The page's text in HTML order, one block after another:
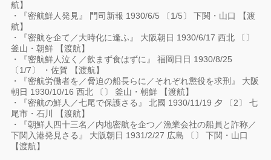
航】
・『密航鮮人発見』 門司新報 1930/6/5 〔1/5〕 下関・山口 【渡
航】
・『密航を企て／大時化に逢ふ』 大阪朝日 1930/6/17 西北 〔〕
釜山・朝鮮 【渡航】
・『密航鮮人泣く／飲まず食はずに』 福岡日日 1930/8/25
〔1/7〕 ・佐賀 【渡航】
・『密航労働者を／脅迫の船長らに／それぞれ懲役を求刑』 大阪
朝日 1930/10/16 西北 〔〕 釜山・朝鮮 【渡航】
・『密航の鮮人／七尾で保護さる』 北國 1930/11/19 夕 〔2〕 七
尾市・石川 【渡航】
・『朝鮮人四十三名／内地密航を企つ／漁業会社の船員と詐称／
下関入港発見さる』 大阪朝日 1931/2/27 広島 〔〕 下関・山口
【渡航】